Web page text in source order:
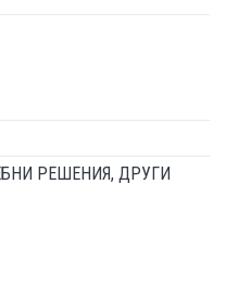
РЕШЕНИЯ, ДРУГИ